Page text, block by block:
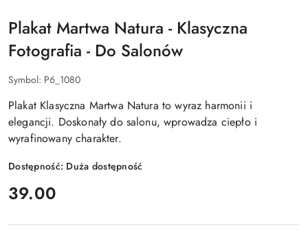
Plakat Martwa Natura - Klasyczna
Fotografia - Do Salonów
Symbol: P6_1080
Plakat Klasyczna Martwa Natura to wyraz harmonii i
elegancji. Doskonały do salonu, wprowadza ciepło i
wyrafinowany charakter.
Dostępność: Duża dostępność
cena:
39.00